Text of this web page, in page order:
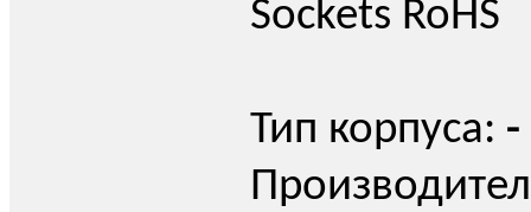
Sockets RoHS
Тип корпуса: -